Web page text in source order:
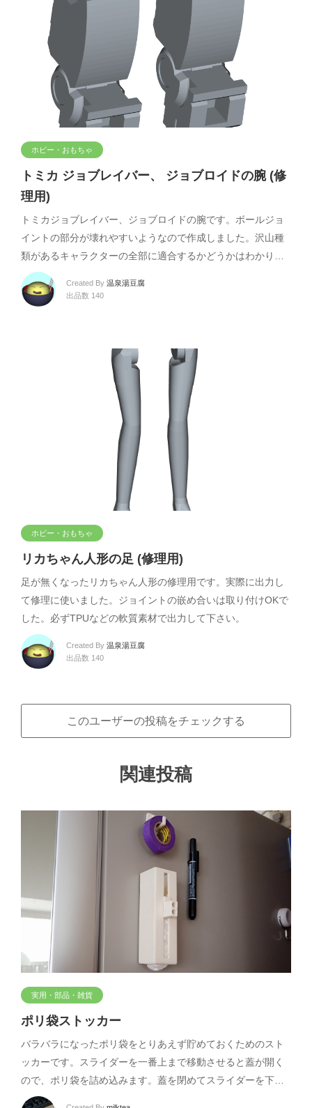
ホビー・おもちゃ
トミカ ジョブレイバー、 ジョブロイドの腕 (修
理用)
トミカジョブレイバー、ジョブロイドの腕です。ボールジョ
イントの部分が壊れやすいようなので作成しました。沢山種
類があるキャラクターの全部に適合するかどうかはわかり…
Created By 温泉湯豆腐
出品数 140
ホビー・おもちゃ
リカちゃん人形の足 (修理用)
足が無くなったリカちゃん人形の修理用です。実際に出力し
て修理に使いました。ジョイントの嵌め合いは取り付けOKで
した。必ずTPUなどの軟質素材で出力して下さい。
Created By 温泉湯豆腐
出品数 140
このユーザーの投稿をチェックする
関連投稿
実用・部品・雑貨
ポリ袋ストッカー
バラバラになったポリ袋をとりあえず貯めておくためのスト
ッカーです。スライダーを一番上まで移動させると蓋が開く
ので、ポリ袋を詰め込みます。蓋を閉めてスライダーを下…